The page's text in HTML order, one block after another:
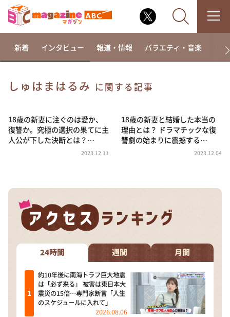
相席食堂
これ余談なんですけど・・・
～人生密着トークバラエティ！～ やすとものいたっ
河合＆A.B.C-Z塚田×福井アナ「なんでやねん！？」
（news おかえり）
DAIGOも台所 ～きょうの献立 何にする？～
本日はダイアンなり！シーズン２
朝だ！生です旅サラダ
教えて！ニュースライブ 正義のミカタ
ＬＩＦＥ～夢のカタチ～
新着 インタビュー 報道・情報 バラエティ・音楽 ド
しゅはまはるみ に関する記事
18歳の新妻に注ぐのは愛か、
復讐か。究極の選択の果てに主
人公が下した決断とは？…
2023.12.11
18歳の新妻と結婚した本当の
理由とは？ ドラマチックな復
讐劇の始まりに震撼する…
2023.12.04
24時間 週間 月間
約10年後に南海トラフ巨大地震
は「必ず来る」 被害は東日本大
震災の15倍…専門家断言「人生
のスケジュールに入れて」
2026.08.06